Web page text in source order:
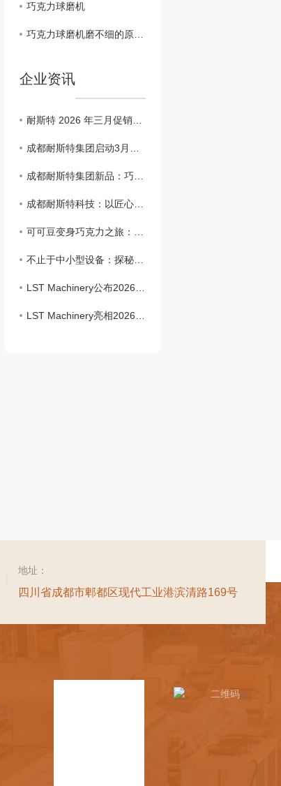
巧克力球磨机
巧克力球磨机磨不细的原因找到了
企业资讯
耐斯特 2026 年三月促销节：专业巧克力与糖果设备超值特惠
成都耐斯特集团启动3月促销季：全线糖果与巧克力设备限时5%折扣
成都耐斯特集团新品：巧克力石磨机
成都耐斯特科技：以匠心设备，赋能巧克力与软糖产业新未来
可可豆变身巧克力之旅：耐斯特设备全程赋能
不止于中小型设备：探秘耐斯特17000㎡工业园，解码大型巧克力工厂的“智造”内核
LST Machinery公布2026展会计划 多站参展彰显行业布局
LST Machinery亮相2026德国ProSweets展，展现糖果机械技术
地址：
四川省成都市郫都区现代工业港滨清路169号